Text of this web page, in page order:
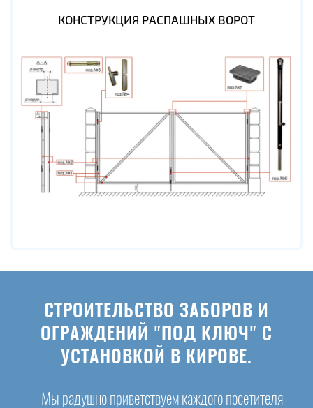
КОНСТРУКЦИЯ РАСПАШНЫХ ВОРОТ
СТРОИТЕЛЬСТВО ЗАБОРОВ И
ОГРАЖДЕНИЙ "ПОД КЛЮЧ" С
УСТАНОВКОЙ В КИРОВЕ.
Мы радушно приветствуем каждого посетителя